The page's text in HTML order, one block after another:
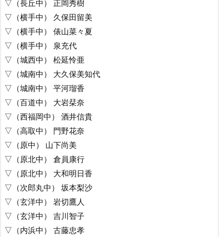
▽（長丘中） 正岡秀樹
▽（横手中） 久保田留美
▽（横手中） 俵山菜々夏
▽（横手中） 泉充代
▽（城西中） 松延怜亜
▽（城南中） 大久保美知代
▽（城南中） 平河瑠香
▽（百道中） 大岩栞奈
▽（西福岡中） 酒井信貴
▽（高取中） 門野花奈
▽（原中） 山下尚美
▽（原北中） 倉員康行
▽（原北中） 大和明日香
▽（次郎丸中） 坂本梨沙
▽（玄洋中） 岩切鷹人
▽（玄洋中） 吉川智子
▽（内浜中） 古藤忠孝